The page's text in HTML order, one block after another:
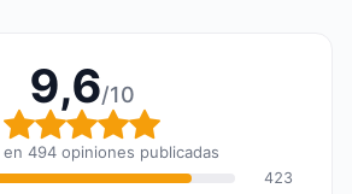
9,6/10
Calificación global: 9,6
en 494 opiniones publicadas
423